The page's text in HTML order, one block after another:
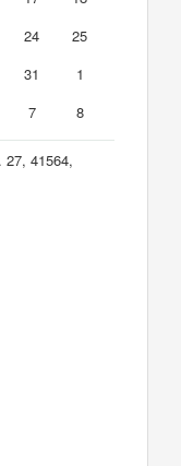
24
25
31
1
7 8
27, 41564,